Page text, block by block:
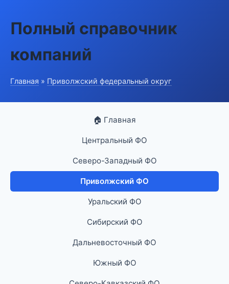
Полный справочник
компаний
Главная » Приволжский федеральный округ
🏠 Главная
Центральный ФО
Северо-Западный ФО
Приволжский ФО
Уральский ФО
Сибирский ФО
Дальневосточный ФО
Южный ФО